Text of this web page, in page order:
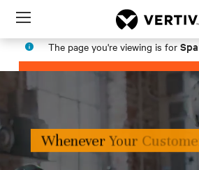
Menu
The page you're viewing is for
PROCEED